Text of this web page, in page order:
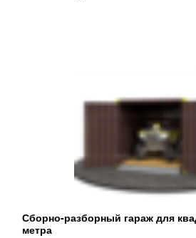
Сборно-разборный гараж для
метра